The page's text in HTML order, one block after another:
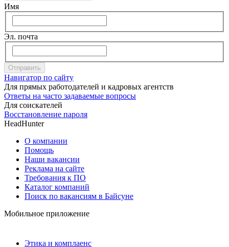
Имя
Эл. почта
Отправить
Навигатор по сайту
Для прямых работодателей и кадровых агентств
Ответы на часто задаваемые вопросы
Для соискателей
Восстановление пароля
HeadHunter
О компании
Помощь
Наши вакансии
Реклама на сайте
Требования к ПО
Каталог компаний
Поиск по вакансиям в Байсуне
Мобильное приложение
Этика и комплаенс